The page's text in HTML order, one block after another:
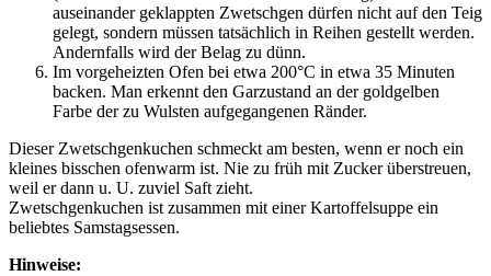
auseinander geklappten Zwetschgen dürfen nicht auf den Teig
gelegt, sondern müssen tatsächlich in Reihen gestellt werden.
Andernfalls wird der Belag zu dünn.
Im vorgeheizten Ofen bei etwa 200°C in etwa 35 Minuten
backen. Man erkennt den Garzustand an der goldgelben
Farbe der zu Wulsten aufgegangenen Ränder.
Dieser Zwetschgenkuchen schmeckt am besten, wenn er noch ein
kleines bisschen ofenwarm ist. Nie zu früh mit Zucker überstreuen,
weil er dann u. U. zuviel Saft zieht.
Zwetschgenkuchen ist zusammen mit einer Kartoffelsuppe ein
beliebtes Samstagsessen.
Hinweise: